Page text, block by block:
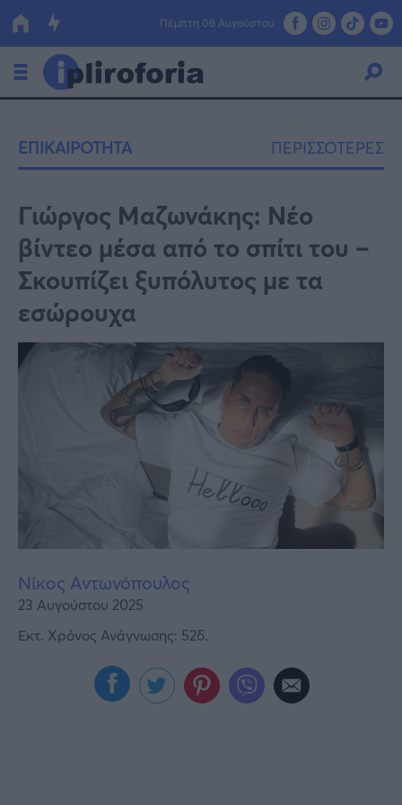
Πέμπτη 06 Αυγούστου
Οικονομία
Πολιτική
Τράπεζες
Επιδοτήσεις
ΕΣΠΑ
Κόσμος
Lifestyle
Αθλητικά
ΕΠΙΚΑΙΡΟΤΗΤΑ ΠΕΡΙΣΣΟΤΕΡΕΣ
Γιώργος Μαζωνάκης: Νέο
βίντεο μέσα από το σπίτι του –
Σκουπίζει ξυπόλυτος με τα
εσώρουχα
Νίκος Αντωνόπουλος
23 Αυγούστου 2025
Εκτ. Χρόνος Ανάγνωσης: 52δ.